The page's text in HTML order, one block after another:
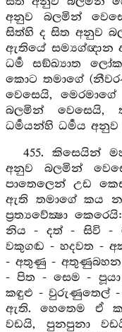
අනුව බලමින්
සිත්හි ද සිත අනුව
ඇතියේ සම්‍යග්ඥාන
ධර්‍ම සඞ්ඛ්‍යාත
කොට තමාගේ
වෙසෙයි,
බලමින් වෙසෙයි,
ධර්‍මයන්හි ධර්‍මය
455. කිසෙයින්
අනුව බලමින්
පාතෙලෙන් උඩ
ඇති තමාගේ කය
ප්‍රත්‍යවේක්‍ෂා
නිය - දත් - සිවි -
වකුගඬ - හදවත -
- අතුණු - අතුණුබහන
- පිත - සෙම -
කඳුළු - වුරුණුතෙල් -
ඇති. හෙතෙම ඒ
වඩයි, පුනපුනා